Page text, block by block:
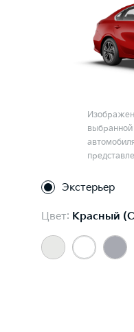
Экстерьер
Цвет: Красный